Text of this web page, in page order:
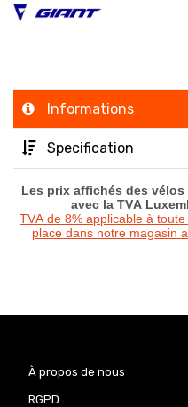
Informations
Specification
Les prix affichés des
avec la TVA
TVA de 8% applicable à
place dans notre magasin
À propos de nous
RGPD